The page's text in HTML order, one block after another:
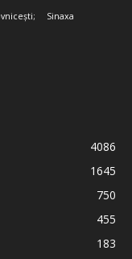
Sinaxa
4086
1645
750
455
183